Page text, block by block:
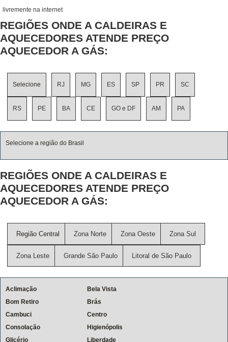
livremente na internet
REGIÕES ONDE A CALDEIRAS E
AQUECEDORES ATENDE PREÇO
AQUECEDOR A GÁS:
Selecione RJ MG ES SP PR SC
RS PE BA CE GO e DF AM PA
Selecione a região do Brasil
REGIÕES ONDE A CALDEIRAS E
AQUECEDORES ATENDE PREÇO
AQUECEDOR A GÁS:
Região Central Zona Norte Zona Oeste Zona Sul
Zona Leste Grande São Paulo Litoral de São Paulo
Aclimação
Bela Vista
Bom Retiro
Brás
Cambuci
Centro
Consolação
Higienópolis
Glicério
Liberdade